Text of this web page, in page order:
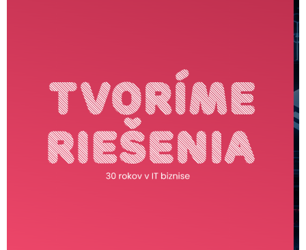
Kritické zraniteľnosti vo
VMware vCenter a ESXi
08/26